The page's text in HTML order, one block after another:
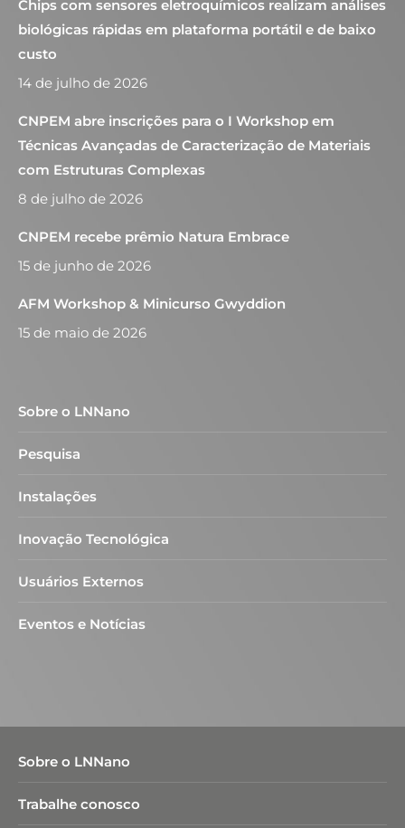
Chips com sensores eletroquímicos realizam análises
biológicas rápidas em plataforma portátil e de baixo
custo
14 de julho de 2026
CNPEM abre inscrições para o I Workshop em
Técnicas Avançadas de Caracterização de Materiais
com Estruturas Complexas
8 de julho de 2026
CNPEM recebe prêmio Natura Embrace
15 de junho de 2026
AFM Workshop & Minicurso Gwyddion
15 de maio de 2026
Sobre o LNNano
Pesquisa
Instalações
Inovação Tecnológica
Usuários Externos
Eventos e Notícias
Sobre o LNNano
Trabalhe conosco